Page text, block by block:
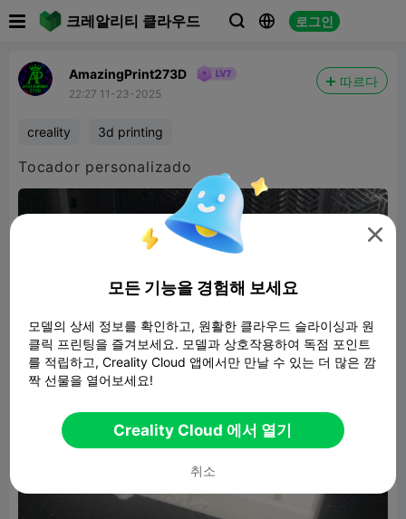
크레알리티 클라우드   로그인
AmazingPrint273D
22:27 11-23-2025
따르다
creality 3d printing
Tocador personalizado

모든 기능을 경험해 보세요
모델의 상세 정보를 확인하고, 원활한 클라우드 슬라이싱과 원
클릭 프린팅을 즐겨보세요. 모델과 상호작용하여 독점 포인트
를 적립하고, Creality Cloud 앱에서만 만날 수 있는 더 많은 깜
짝 선물을 열어보세요!
Creality Cloud 에서 열기
취소